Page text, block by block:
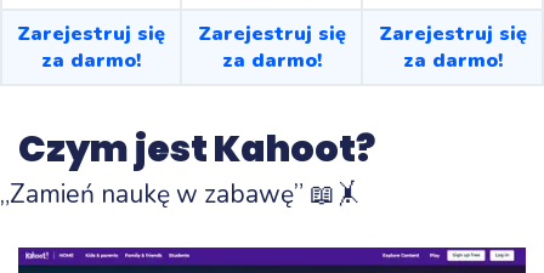
Zarejestruj się
za darmo!
Zarejestruj się
za darmo!
Zarejestruj się
za darmo!
Czym jest Kahoot?
„Zamień naukę w zabawę” 📖🤸